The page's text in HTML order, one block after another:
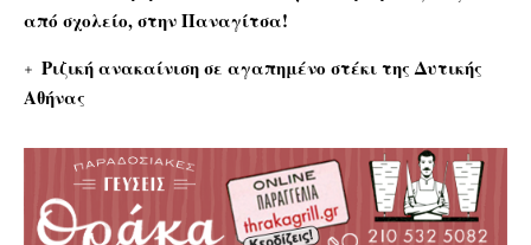
από σχολείο, στην Παναγίτσα!
Ριζική ανακαίνιση σε αγαπημένο στέκι της Δυτικής
Αθήνας